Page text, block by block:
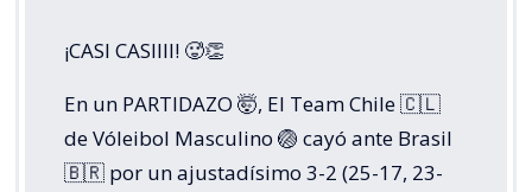
¡CASI CASIIII! 🥵👏
En un PARTIDAZO 🤯, El Team Chile 🇨🇱
de Vóleibol Masculino 🏐 cayó ante Brasil
🇧🇷 por un ajustadísimo 3-2 (25-17, 23-